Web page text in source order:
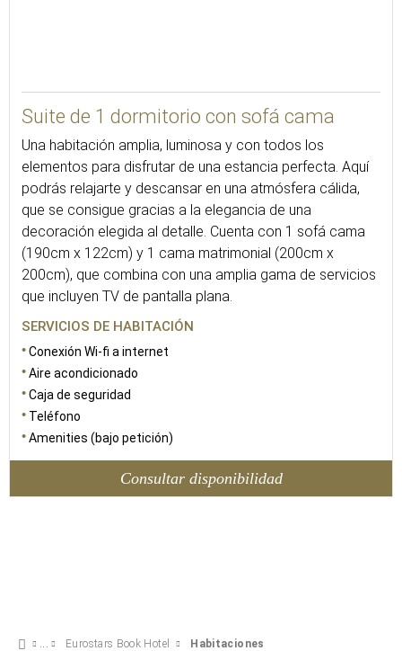
Suite de 1 dormitorio con sofá cama
Una habitación amplia, luminosa y con todos los
elementos para disfrutar de una estancia perfecta. Aquí
podrás relajarte y descansar en una atmósfera cálida,
que se consigue gracias a la elegancia de una
decoración elegida al detalle. Cuenta con 1 sofá cama
(190cm x 122cm) y 1 cama matrimonial (200cm x
200cm), que combina con una amplia gama de servicios
que incluyen TV de pantalla plana.
SERVICIOS DE HABITACIÓN
Conexión Wi-fi a internet
Aire acondicionado
Caja de seguridad
Teléfono
Amenities (bajo petición)
Consultar disponibilidad
Eurostars Book Hotel Habitaciones